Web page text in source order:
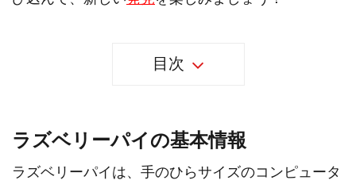
目次
ラズベリーパイの基本情報
ラズベリーパイは、手のひらサイズのコンピュータ